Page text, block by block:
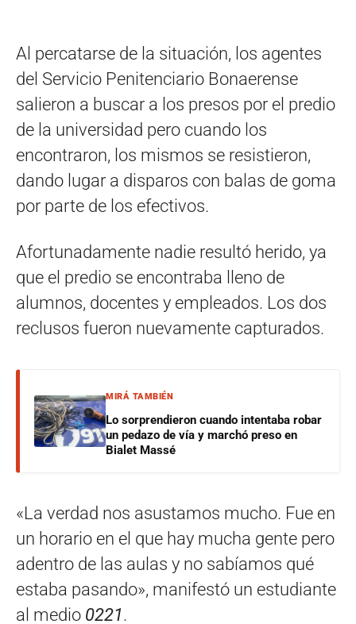
Al percatarse de la situación, los agentes
del Servicio Penitenciario Bonaerense
salieron a buscar a los presos por el predio
de la universidad pero cuando los
encontraron, los mismos se resistieron,
dando lugar a disparos con balas de goma
por parte de los efectivos.
Afortunadamente nadie resultó herido, ya
que el predio se encontraba lleno de
alumnos, docentes y empleados. Los dos
reclusos fueron nuevamente capturados.
MIRÁ TAMBIÉN
Lo sorprendieron cuando intentaba robar
un pedazo de vía y marchó preso en
Bialet Massé
«La verdad nos asustamos mucho. Fue en
un horario en el que hay mucha gente pero
adentro de las aulas y no sabíamos qué
estaba pasando», manifestó un estudiante
al medio 0221.